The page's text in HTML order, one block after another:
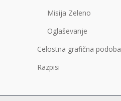
Misija Zeleno
Oglaševanje
Celostna grafična podoba
Razpisi